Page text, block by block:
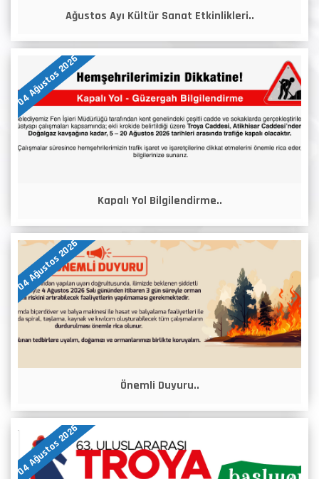
Ağustos Ayı Kültür Sanat Etkinlikleri..
04 Ağustos 2026
Kapalı Yol Bilgilendirme..
04 Ağustos 2026
Önemli Duyuru..
04 Ağustos 2026